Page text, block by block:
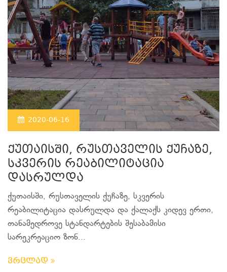
2020-06-16
ქუთაისში, რუსთაველის ქუჩაზე,
სკვერის რეაბილიტაცია
დასრულდა
ქუთაისში, რუსთაველის ქუჩაზე, სკვერის
რეაბილიტაცია დასრულდა და ქალაქს კიდევ ერთი,
თანამედროვე სტანდარტების შესაბამისი
სარეკრეაციო ზონ...
ვრცლად